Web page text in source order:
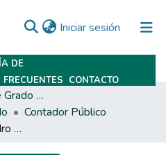
Iniciar sesión (current)
DE
CONTACTO
Trabajos Finales De Grado Y Posgrado
Contador Público
Implementación de Cuadro de Mando Integral para el crecimiento organizacional interno y fortalecimiento de posición competitiva de la empresa familiar Redolfi S.R.L.